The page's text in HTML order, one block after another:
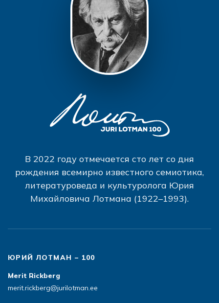
В 2022 году отмечается сто лет со дня
рождения всемирно известного семиотика,
литературоведа и культуролога Юрия
Михайловича Лотмана (1922–1993).
ЮРИЙ ЛОТМАН – 100
Merit Rickberg
merit.rickberg@jurilotman.ee